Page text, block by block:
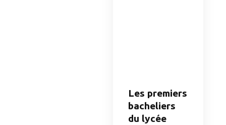
Les premiers
bacheliers
du lycée